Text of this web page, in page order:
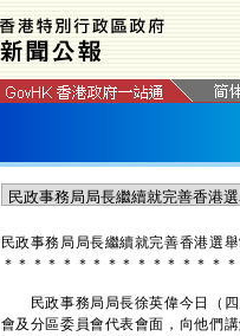
民政事務局局長繼續就完善香港選
＊ ＊ ＊ ＊ ＊ ＊ ＊ ＊ ＊ ＊ ＊ ＊ ＊ ＊ ＊ ＊
民政事務局局長徐英偉今日（四
會及分區委員會代表會面，向他們